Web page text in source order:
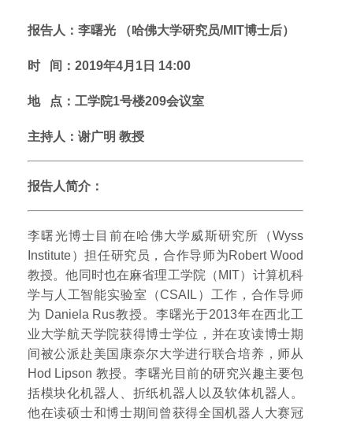
报告人：李曙光 （哈佛大学研究员/MIT博士后）
时 间：2019年4月1日 14:00
地 点：工学院1号楼209会议室
主持人：谢广明 教授
报告人简介：
李曙光博士目前在哈佛大学威斯研究所（Wyss
Institute）担任研究员，合作导师为Robert Wood
教授。他同时也在麻省理工学院（MIT）计算机科
学与人工智能实验室（CSAIL）工作，合作导师
为 Daniela Rus教授。李曙光于2013年在西北工
业大学航天学院获得博士学位，并在攻读博士期
间被公派赴美国康奈尔大学进行联合培养，师从
Hod Lipson 教授。李曙光目前的研究兴趣主要包
括模块化机器人、折纸机器人以及软体机器人。
他在读硕士和博士期间曾获得全国机器人大赛冠